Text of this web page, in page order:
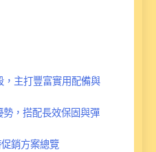
，主打豐富實用配備與
，搭配長效保固與彈
銷方案總覽